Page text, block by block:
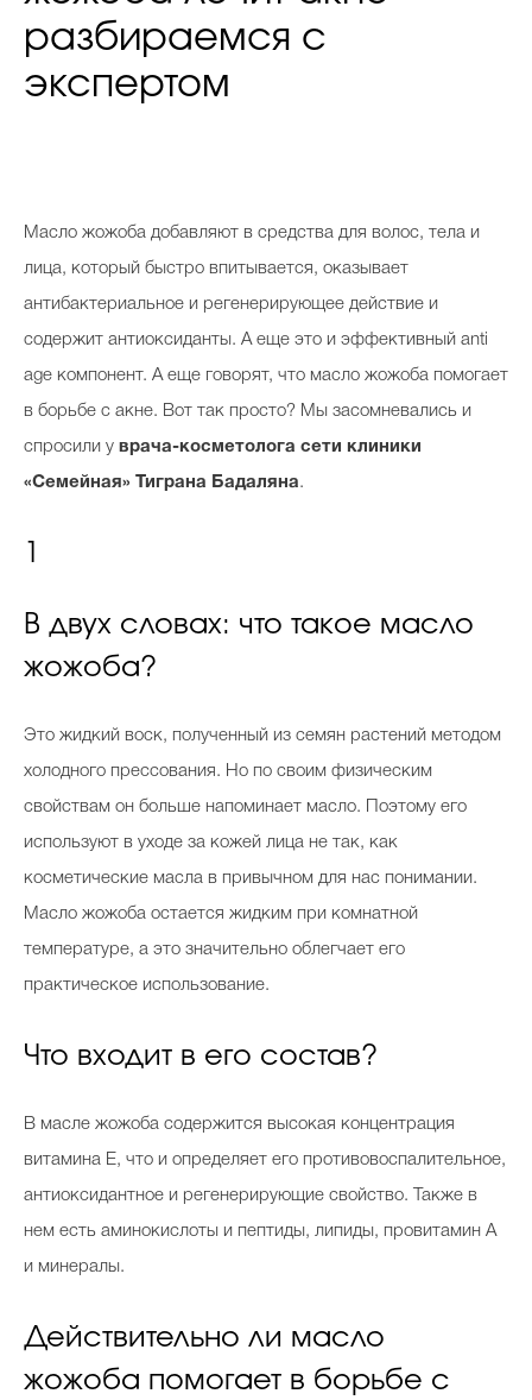
разбираемся с
экспертом
Масло жожоба добавляют в средства для волос, тела и
лица, который быстро впитывается, оказывает
антибактериальное и регенерирующее действие и
содержит антиоксиданты. А еще это и эффективный anti
age компонент. А еще говорят, что масло жожоба помогает
в борьбе с акне. Вот так просто? Мы засомневались и
спросили у врача-косметолога сети клиники
«Семейная» Тиграна Бадаляна.
В двух словах: что такое масло
жожоба?
Это жидкий воск, полученный из семян растений методом
холодного прессования. Но по своим физическим
свойствам он больше напоминает масло. Поэтому его
используют в уходе за кожей лица не так, как
косметические масла в привычном для нас понимании.
Масло жожоба остается жидким при комнатной
температуре, а это значительно облегчает его
практическое использование.
Что входит в его состав?
В масле жожоба содержится высокая концентрация
витамина Е, что и определяет его противовоспалительное,
антиоксидантное и регенерирующие свойство. Также в
нем есть аминокислоты и пептиды, липиды, провитамин А
и минералы.
Действительно ли масло
жожоба помогает в борьбе с